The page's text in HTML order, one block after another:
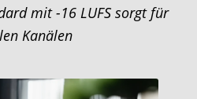
mit -16 LUFS sorgt für
Kanälen